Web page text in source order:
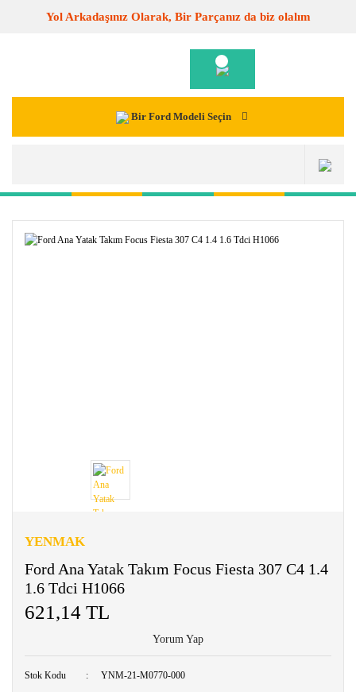
Yol Arkadaşınız Olarak, Bir Parçanız da biz olalım
Bir Ford Modeli Seçin
YENMAK
Ford Ana Yatak Takım Focus Fiesta 307 C4 1.4
1.6 Tdci H1066
621,14 TL
Yorum Yap
Stok Kodu YNM-21-M0770-000